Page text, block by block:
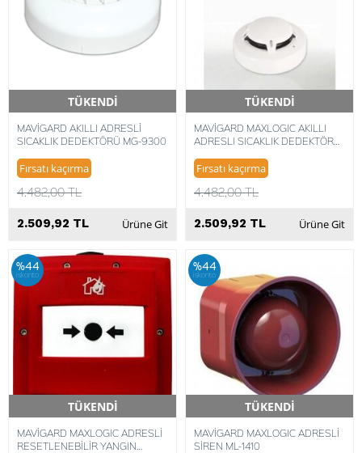
TÜKENDİ
Hızlı Teslimat
MAVİGARD AKILLI ADRESLİ
SICAKLIK DEDEKTÖRÜ MG-9300
Fırsatı kaçırma
4.482,00 TL
2.509,92 TL Ürüne Git
TÜKENDİ
Hızlı Teslimat
MAVİGARD MAXLOGIC AKILLI
ADRESLI SICAKLIK DEDEKTÖRÜ
Fırsatı kaçırma
4.482,00 TL
2.509,92 TL Ürüne Git
%44
iskonto
TÜKENDİ
Hızlı Teslimat
MAVİGARD MAXLOGIC ADRESLİ
RESETLENEBİLİR YANGIN
%44
iskonto
TÜKENDİ
Hızlı Teslimat
MAVİGARD MAXLOGIC ADRESLİ
SİREN ML-1410